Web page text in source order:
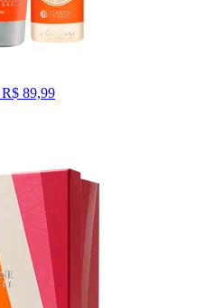
R$ 89,99